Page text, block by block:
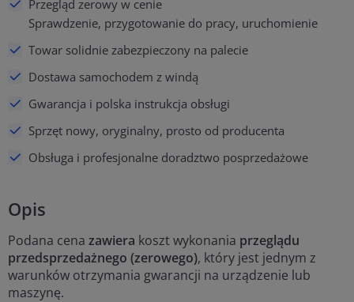
Przegląd zerowy w cenie
Sprawdzenie, przygotowanie do pracy, uruchomienie
Towar solidnie zabezpieczony na palecie
Dostawa samochodem z windą
Gwarancja i polska instrukcja obsługi
Sprzęt nowy, oryginalny, prosto od producenta
Obsługa i profesjonalne doradztwo posprzedażowe
Opis
Podana cena zawiera koszt wykonania przeglądu
przedsprzedażnego (zerowego), który jest jednym z
warunków otrzymania gwarancji na urządzenie lub
maszynę.